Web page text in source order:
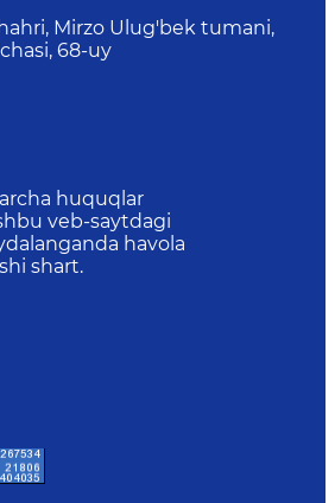
Mirzo Ulug'bek tumani,
68-uy
huquqlar
veb-saytdagi
havola
shart.